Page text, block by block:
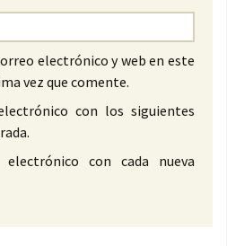
electrónico y web en este
vez que comente.
con los siguientes
con cada nueva